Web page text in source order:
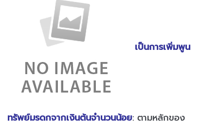
เป็นการเพิ่มพูน
ทรัพย์มรดกจากเงินต้นจำนวนน้อย: ตามหลักของ